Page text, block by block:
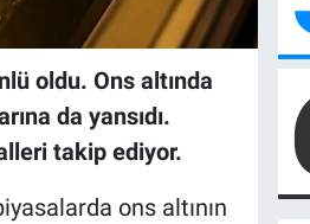
oldu. Ons altında
da yansıdı.
takip ediyor.
ons altının